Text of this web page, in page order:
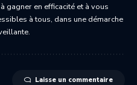
gagner en efficacité et à vous
à tous, dans une démarche
Laisse un commentaire